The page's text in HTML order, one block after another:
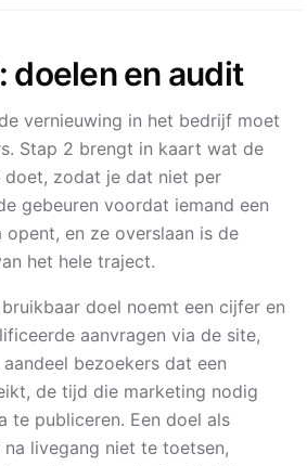
doelen en audit
vernieuwing in het bedrijf moet
Stap 2 brengt in kaart wat de
doet, zodat je dat niet per
gebeuren voordat iemand een
en ze overslaan is de
het hele traject.
bruikbaar doel noemt een cijfer en
aanvragen via de site,
bezoekers dat een
de tijd die marketing nodig
te publiceren. Een doel als
livegang niet te toetsen,